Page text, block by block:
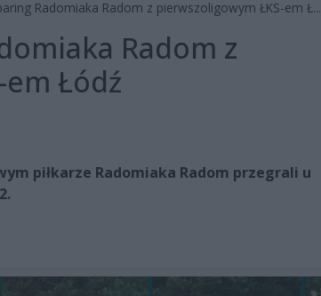
Radomiaka Radom z pierwszoligowym ŁKS-em Ł...
Radom z
Łódź
piłkarze Radomiaka Radom przegrali u